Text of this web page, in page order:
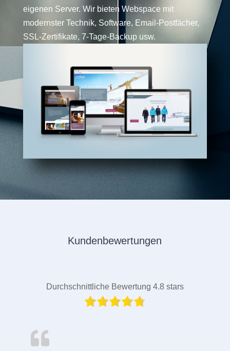
eigenen Server. Wir bieten Webspace mit
modernster Technik, Software, Email-Postfächer,
SSL-Zertifikate, 7-Tage-Backup usw.
Kundenbewertungen
Durchschnittliche Bewertung 4.8 stars